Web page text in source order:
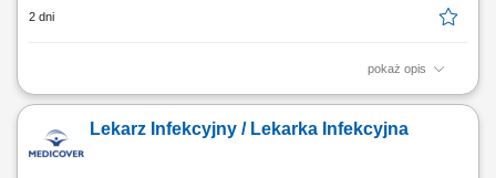
2 dni
pokaż opis
Będziesz odpowiedzialny/-a za: konsultowanie pacjentów; zbieranie
dbałość o zachowanie wysokich standardów medycznych; Jeśli gotów
jesteś podjąć wyzwanie, jeśli pragniesz być #bohaterem codzienności,
Lekarz Infekcyjny / Lekarka Infekcyjna